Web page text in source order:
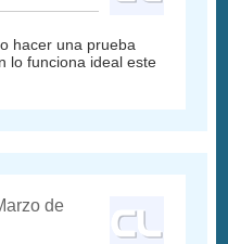
hacer una prueba
lo funciona ideal este
de